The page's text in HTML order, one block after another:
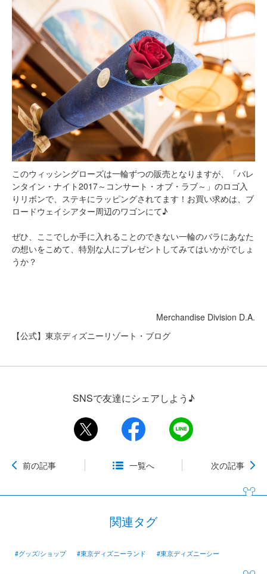
このウィッシングローズは一輪ずつの販売となりますが、「バレ
ンタイン・ナイト2017～コンサート・オブ・ラブ～」のロゴ入
りリボンで、ステキにラッピングされてます！お買い求めは、ブ
ロードウェイシアター周辺のワゴンにて♪
ぜひ、ここでしか手に入れることのできない一輪のバラにあなた
の想いをこめて、特別な人にプレゼントしてみてはいかがでしょ
うか？
Merchandise Division D.A.
【公式】東京ディズニーリゾート・ブログ
SNSで友達にシェアしよう♪
前の記事 一覧へ 次の記事
関連タグ
#グッズ/ショップ #東京ディズニーランド #東京ディズニーシー